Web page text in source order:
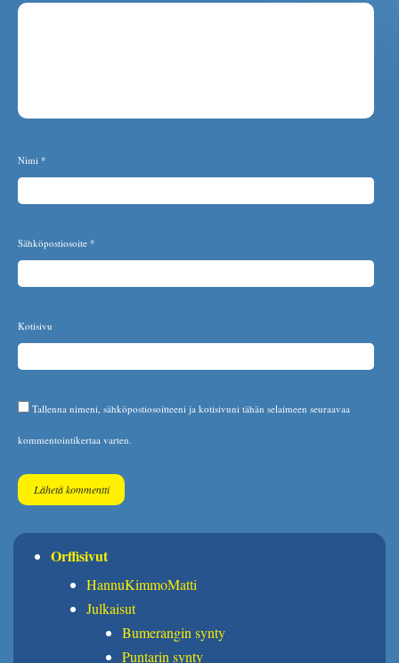
Nimi *
Sähköpostiosoite *
Kotisivu
Tallenna nimeni, sähköpostiosoitteeni ja kotisivuni tähän selaimeen seuraavaa
kommentointikertaa varten.
Orffisivut
HannuKimmoMatti
Julkaisut
Bumerangin synty
Puntarin synty